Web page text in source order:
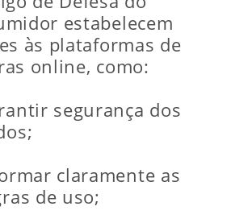
estabelecem
às plataformas de
online, como:
segurança dos
claramente as
de uso;